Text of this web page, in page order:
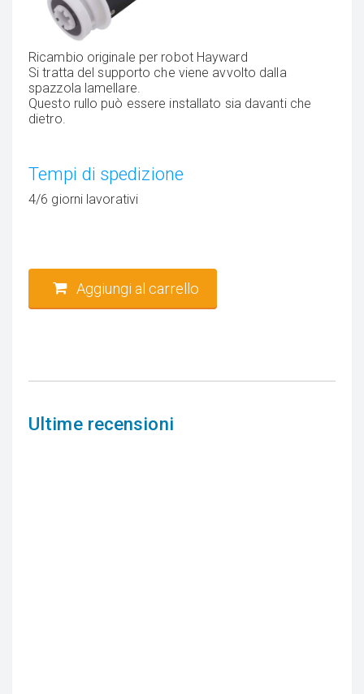
Ricambio originale per robot Hayward
Si tratta del supporto che viene avvolto dalla
spazzola lamellare.
Questo rullo può essere installato sia davanti che
dietro.
Tempi di spedizione
4/6 giorni lavorativi
Aggiungi al carrello
Ultime recensioni